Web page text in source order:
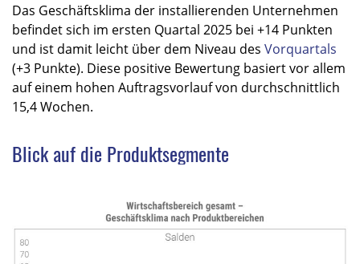
Das Geschäftsklima der installierenden Unternehmen
befindet sich im ersten Quartal 2025 bei +14 Punkten
und ist damit leicht über dem Niveau des Vorquartals
(+3 Punkte). Diese positive Bewertung basiert vor allem
auf einem hohen Auftragsvorlauf von durchschnittlich
15,4 Wochen.
Blick auf die Produktsegmente